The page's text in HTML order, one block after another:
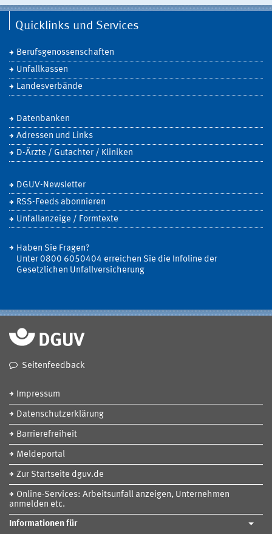
Quicklinks und Services
Berufsgenossenschaften
Unfallkassen
Landesverbände
Datenbanken
Adressen und Links
D-Ärzte / Gutachter / Kliniken
DGUV-Newsletter
RSS-Feeds abonnieren
Unfallanzeige / Formtexte
Haben Sie Fragen?
Unter 0800 6050404 erreichen Sie die Infoline der
Gesetzlichen Unfallversicherung
Seitenfeedback
Impressum
Datenschutzerklärung
Barrierefreiheit
Meldeportal
Zur Startseite dguv.de
Online-Services: Arbeitsunfall anzeigen, Unternehmen
anmelden etc.
Informationen für